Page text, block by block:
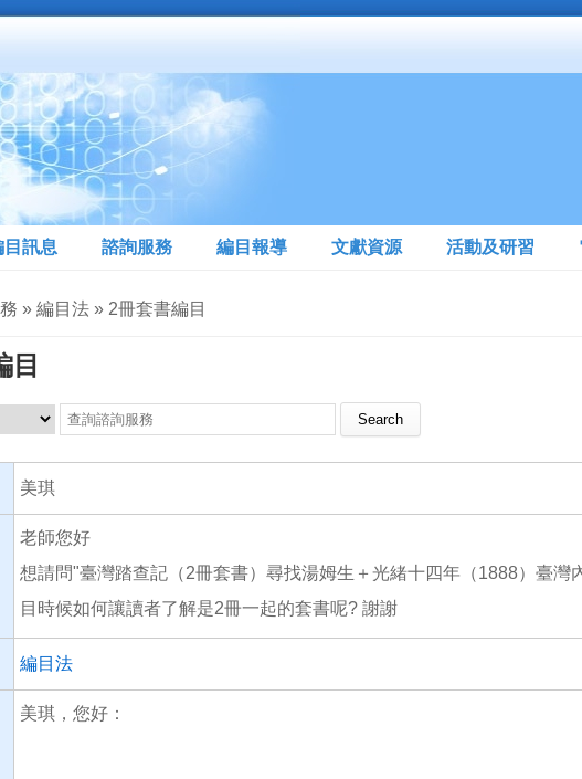
訊息 諮詢服務 編目報導 文獻資源 活動及研習
» 編目法 » 2冊套書編目
目
Search this site
美琪
老師您好
想請問"臺灣踏查記（2冊套書）尋找湯姆生＋光緒十四年（1888）臺灣
目時候如何讓讀者了解是2冊一起的套書呢? 謝謝
編目法
美琪，您好：